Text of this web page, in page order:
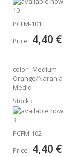
10
PCFM-101
Price : 4,40 €
color : Medium
Orange/Naranja
Medio
Stock :
3
PCFM-102
Price : 4,40 €